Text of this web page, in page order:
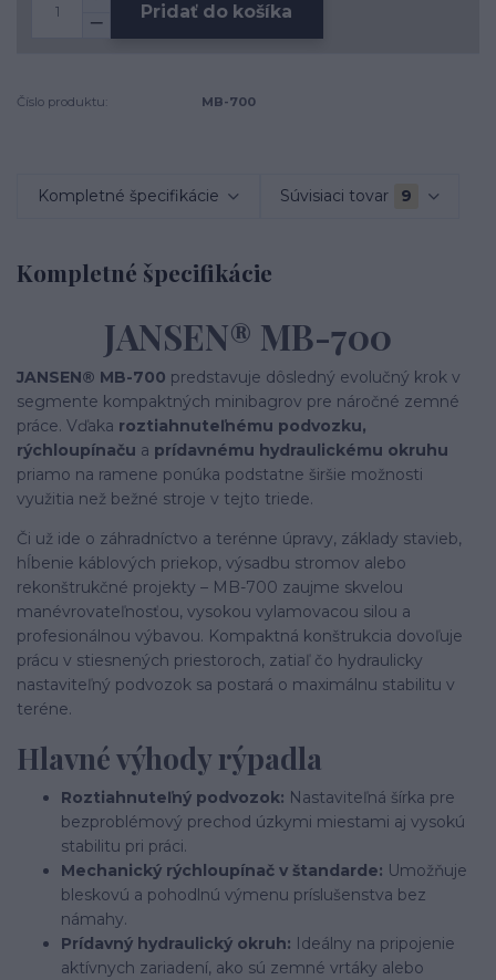
Pridať do košíka
Číslo produktu: MB-700
Kompletné špecifikácie Súvisiaci tovar 9
Kompletné špecifikácie
JANSEN® MB-700
JANSEN® MB-700 predstavuje dôsledný evolučný krok v
segmente kompaktných minibagrov pre náročné zemné
práce. Vďaka roztiahnuteľnému podvozku,
rýchloupínaču a prídavnému hydraulickému okruhu
priamo na ramene ponúka podstatne širšie možnosti
využitia než bežné stroje v tejto triede.
Či už ide o záhradníctvo a terénne úpravy, základy stavieb,
hĺbenie káblových priekop, výsadbu stromov alebo
rekonštrukčné projekty – MB-700 zaujme skvelou
manévrovateľnosťou, vysokou vylamovacou silou a
profesionálnou výbavou. Kompaktná konštrukcia dovoľuje
prácu v stiesnených priestoroch, zatiaľ čo hydraulicky
nastaviteľný podvozok sa postará o maximálnu stabilitu v
teréne.
Hlavné výhody rýpadla
Roztiahnuteľný podvozok: Nastaviteľná šírka pre
bezproblémový prechod úzkymi miestami aj vysokú
stabilitu pri práci.
Mechanický rýchloupínač v štandarde: Umožňuje
bleskovú a pohodlnú výmenu príslušenstva bez
námahy.
Prídavný hydraulický okruh: Ideálny na pripojenie
aktívnych zariadení, ako sú zemné vrtáky alebo